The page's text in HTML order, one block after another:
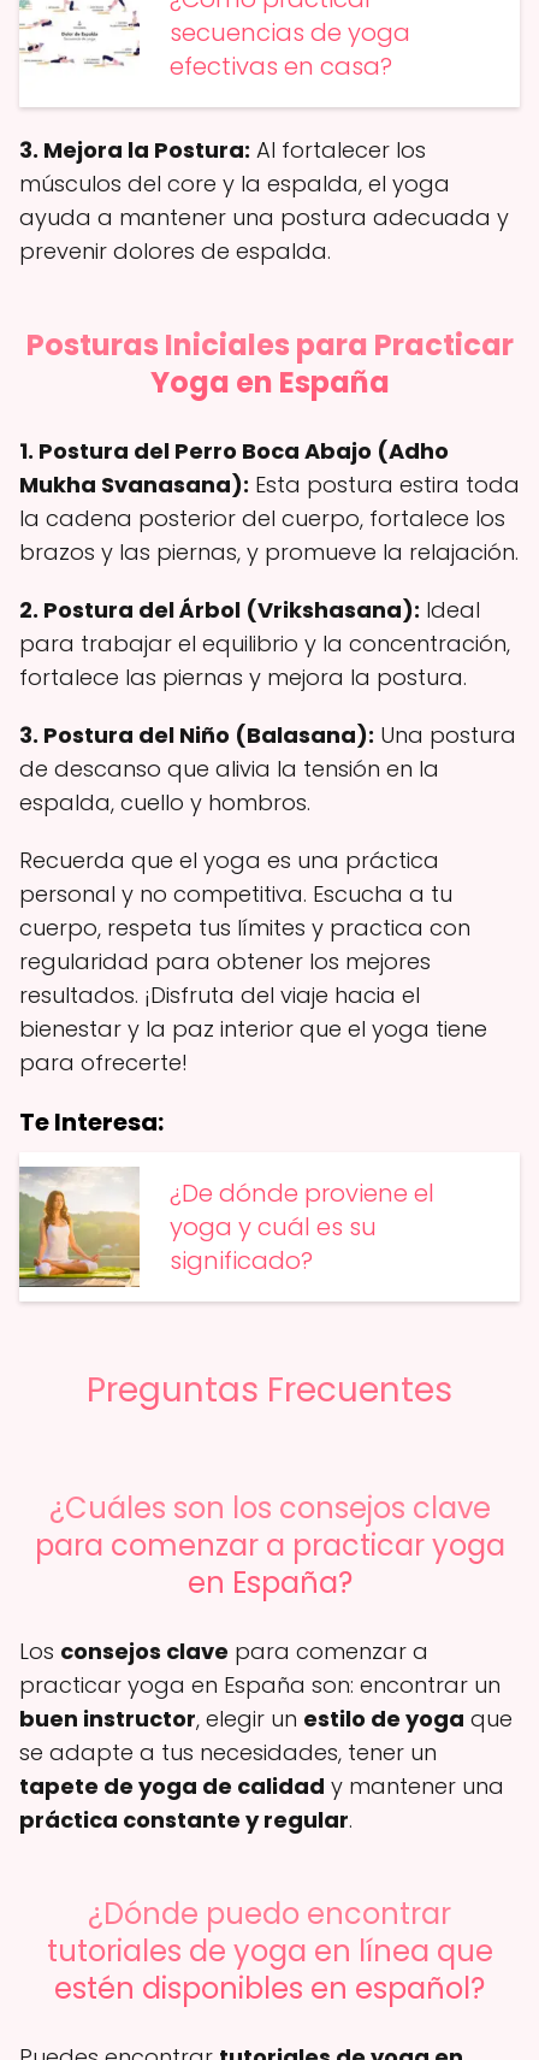
secuencias de yoga
efectivas en casa?
3. Mejora la Postura: Al fortalecer los
músculos del core y la espalda, el yoga
ayuda a mantener una postura adecuada y
prevenir dolores de espalda.
Posturas Iniciales para Practicar
Yoga en España
1. Postura del Perro Boca Abajo (Adho
Mukha Svanasana): Esta postura estira toda
la cadena posterior del cuerpo, fortalece los
brazos y las piernas, y promueve la relajación.
2. Postura del Árbol (Vrikshasana): Ideal
para trabajar el equilibrio y la concentración,
fortalece las piernas y mejora la postura.
3. Postura del Niño (Balasana): Una postura
de descanso que alivia la tensión en la
espalda, cuello y hombros.
Recuerda que el yoga es una práctica
personal y no competitiva. Escucha a tu
cuerpo, respeta tus límites y practica con
regularidad para obtener los mejores
resultados. ¡Disfruta del viaje hacia el
bienestar y la paz interior que el yoga tiene
para ofrecerte!
Te Interesa:
¿De dónde proviene el
yoga y cuál es su
significado?
Preguntas Frecuentes
¿Cuáles son los consejos clave
para comenzar a practicar yoga
en España?
Los consejos clave para comenzar a
practicar yoga en España son: encontrar un
buen instructor, elegir un estilo de yoga que
se adapte a tus necesidades, tener un
tapete de yoga de calidad y mantener una
práctica constante y regular.
¿Dónde puedo encontrar
tutoriales de yoga en línea que
estén disponibles en español?